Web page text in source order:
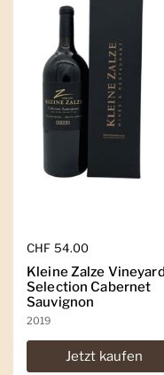
Regulärer Preis
CHF 54.00
Kleine Zalze Vineyard
Selection Cabernet
Sauvignon
2019
Jetzt kaufen